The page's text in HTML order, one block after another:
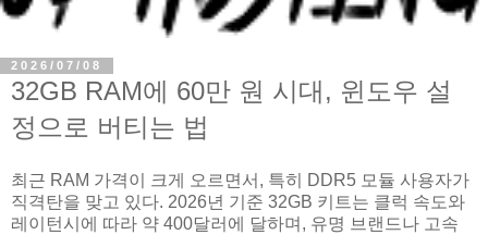
2026/07/08
32GB RAM에 60만 원 시대, 윈도우 설
정으로 버티는 법
최근 RAM 가격이 크게 오르면서, 특히 DDR5 모듈 사용자가
직격탄을 맞고 있다. 2026년 기준 32GB 키트는 클럭 속도와
레이턴시에 따라 약 400달러에 달하며, 유명 브랜드나 고속